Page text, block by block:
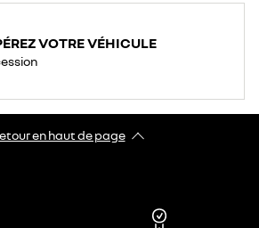
VOTRE VÉHICULE
en haut de page​